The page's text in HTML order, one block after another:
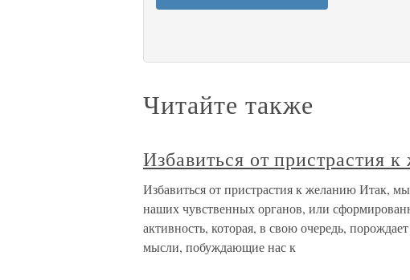
Читайте также
Избавиться от пристрастия
Избавиться от пристрастия к желанию Итак,
наших чувственных органов, или
активность, которая, в свою очередь,
мысли, побуждающие нас к